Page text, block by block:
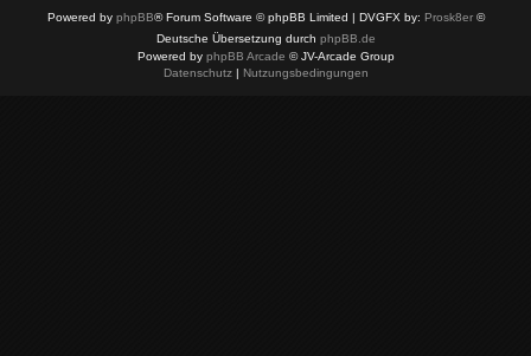
Powered by phpBB® Forum Software © phpBB Limited | DVGFX by: Prosk8er©
Deutsche Übersetzung durch phpBB.de
Powered by phpBB Arcade © JV-Arcade Group
Datenschutz| Nutzungsbedingungen